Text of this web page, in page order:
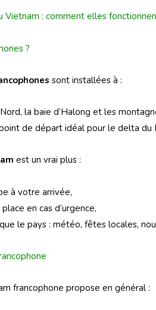
Vietnam : comment elles
?
sont installées à :
la baie d’Halong et les
de départ idéal pour le delta du
est un vrai plus :
à votre arrivée,
en cas d’urgence,
le pays : météo, fêtes locales,
francophone propose en général :